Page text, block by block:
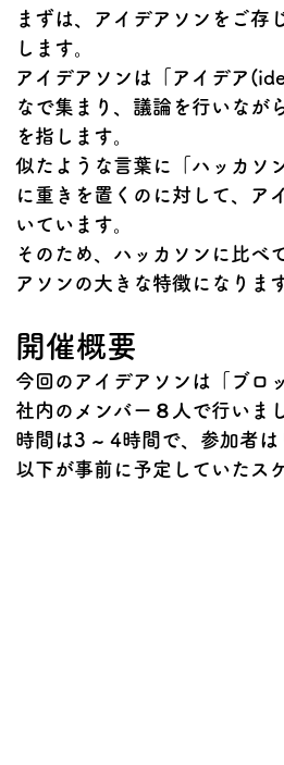
まずは、アイデアソンをご存
します。
アイデアソンは
「アイデア
なで集まり、議論を行いなが
を指します。
似たような言葉に
「ハッカソ
に重きを置くのに対して、ア
いています。
そのため、ハッカソンに比べ
アソンの大きな特徴になります
開催概要
今回のアイデアソンは 「ブロ
社内のメンバー８人で行いま
時間は3 ~ 4時間で、参加者は
以下が事前に予定していたス